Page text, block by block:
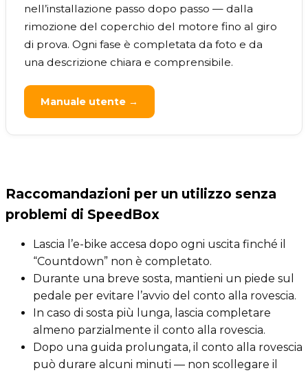
nell’installazione passo dopo passo — dalla
rimozione del coperchio del motore fino al giro
di prova. Ogni fase è completata da foto e da
una descrizione chiara e comprensibile.
Manuale utente →
Raccomandazioni per un utilizzo senza
problemi di SpeedBox
Lascia l’e-bike accesa dopo ogni uscita finché il
“Countdown” non è completato.
Durante una breve sosta, mantieni un piede sul
pedale per evitare l’avvio del conto alla rovescia.
In caso di sosta più lunga, lascia completare
almeno parzialmente il conto alla rovescia.
Dopo una guida prolungata, il conto alla rovescia
può durare alcuni minuti — non scollegare il